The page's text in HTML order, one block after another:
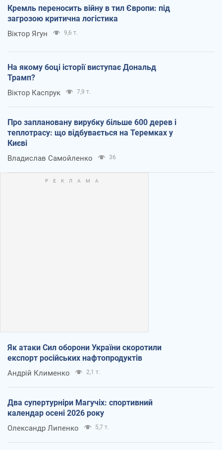
Кремль переносить війну в тил Європи: під
загрозою критична логістика
Віктор Ягун 9,6 т.
На якому боці історії виступає Дональд
Трамп?
Віктор Каспрук 7,9 т.
Про заплановану вирубку більше 600 дерев і
теплотрасу: що відбувається на Теремках у
Києві
Владислав Самойленко 36
Як атаки Сил оборони України скоротили
експорт російських нафтопродуктів
Андрій Клименко 2,1 т.
Два супертурніри Магучіх: спортивний
календар осені 2026 року
Олександр Липенко 5,7 т.